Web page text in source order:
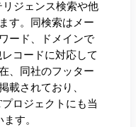
リジェンス検索や他
す。同検索はメー
ード、ドメインで
コードに対応して
、同社のフッター
載されており、
ロジェクトにも当
す。